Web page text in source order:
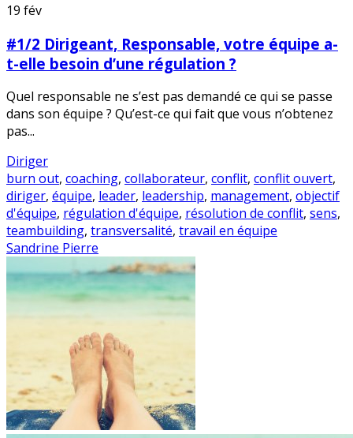
19 fév
#1/2 Dirigeant, Responsable, votre équipe a-
t-elle besoin d’une régulation ?
Quel responsable ne s’est pas demandé ce qui se passe
dans son équipe ? Qu’est-ce qui fait que vous n’obtenez
pas...
Diriger
burn out, coaching, collaborateur, conflit, conflit ouvert,
diriger, équipe, leader, leadership, management, objectif
d'équipe, régulation d'équipe, résolution de conflit, sens,
teambuilding, transversalité, travail en équipe
Sandrine Pierre